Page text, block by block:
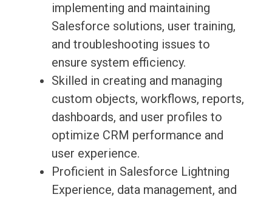
implementing and maintaining
Salesforce solutions, user training,
and troubleshooting issues to
ensure system efficiency.
Skilled in creating and managing
custom objects, workflows, reports,
dashboards, and user profiles to
optimize CRM performance and
user experience.
Proficient in Salesforce Lightning
Experience, data management, and